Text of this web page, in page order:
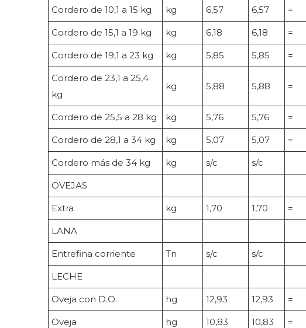
Cordero de 10,1 a 15 kg kg 6,57 6,57 =
Cordero de 15,1 a 19 kg kg 6,18 6,18 =
Cordero de 19,1 a 23 kg kg 5,85 5,85 =
Cordero de 23,1 a 25,4
kg
kg 5,88 5,88 =
Cordero de 25,5 a 28 kg kg 5,76 5,76 =
Cordero de 28,1 a 34 kg kg 5,07 5,07 =
Cordero más de 34 kg kg s/c s/c
OVEJAS
Extra kg 1,70 1,70 =
LANA
Entrefina corriente Tn s/c s/c
LECHE
Oveja con D.O. hg 12,93 12,93 =
Oveja hg 10,83 10,83 =